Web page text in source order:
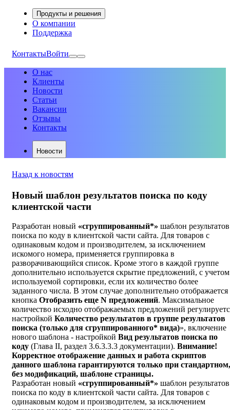
Продукты и решения
О компании
Поддержка
КонтактыВойти
О нас
Клиенты
Новости
Статьи
Вакансии
Отзывы
Контакты
Новости
Назад к новостям
Новый шаблон результатов поиска по коду
клиентской части
Разработан новый «сгруппированный*» шаблон результатов
поиска по коду в клиентской части сайта. Для товаров с
одинаковым кодом и производителем, за исключением
искомого номера, применяется группировка в
разворачивающийся список. Кроме этого в каждой группе
дополнительно используется скрытие предложений, с учетом
используемой сортировки, если их количество более
заданного числа. В этом случае дополнительно отображается
кнопка Отобразить еще N предложений. Максимальное
количество исходно отображаемых предложений
настройкой Количество результатов в группе результатов
поиска (только для сгруппированного* вида)», включение
нового шаблона - настройкой Вид результатов поиска по
коду (Глава II, раздел 3.6.3.3.3 документации). Внимание!
Корректное отображение данных и работа скриптов
данного шаблона гарантируются только при стандартном,
без модификаций, шаблоне страницы.
Разработан новый «сгруппированный*» шаблон результатов
поиска по коду в клиентской части сайта. Для товаров с
одинаковым кодом и производителем, за исключением